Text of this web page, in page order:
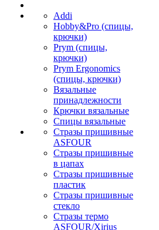
Addi
Hobby&Pro (спицы,
крючки)
Prym (спицы,
крючки)
Prym Ergonomics
(спицы, крючки)
Вязальные
принадлежности
Крючки вязальные
Спицы вязальные
Стразы пришивные
ASFOUR
Стразы пришивные
в цапах
Стразы пришивные
пластик
Стразы пришивные
стекло
Стразы термо
ASFOUR/Xirius